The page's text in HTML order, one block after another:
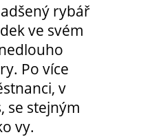
rybář
ve svém
Po více
v
se stejným
vy.